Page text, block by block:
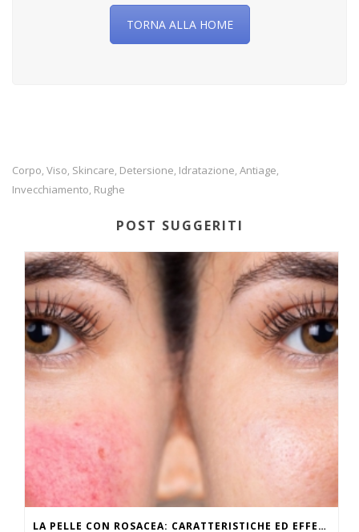
TORNA ALLA HOME
Corpo, Viso, Skincare, Detersione, Idratazione, Antiage,
Invecchiamento, Rughe
POST SUGGERITI
LA PELLE CON ROSACEA: CARATTERISTICHE ED EFFETTI DEL CALDO